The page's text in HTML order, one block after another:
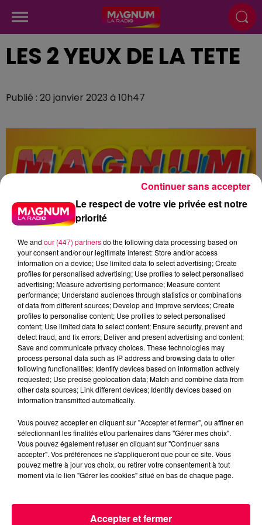
LES 2 YEUX DE LA TETE
Publié : 20 janvier 2023 à 10h47
Flash infos
Crédit :Flash infos
JEUX PODCASTS
Le respect de votre vie privée est notre
priorité
We and our (447) partnersdo the following data processing based on
your consent and/or our legitimate interest: Store and/or access
information on a device; Use limited data to select advertising; Create
profiles for personalised advertising; Use profiles to select personalised
advertising; Measure advertising performance; Measure content
performance; Understand audiences through statistics or combinations
of data from different sources; Develop and improve services; Create
profiles to personalise content; Use profiles to select personalised
content; Use limited data to select content; Ensure security, prevent and
detect fraud, and fix errors; Deliver and present advertising and content;
Save and communicate privacy choices. These technologies may
process personal data such as IP address and browsing data to offer
following functionalities: Identify devices based on information actively
requested; Use precise geolocation data; Match and combine data from
other data sources; Link different devices; Identify devices based on
information transmitted automatically.
Vous pouvez accepter en cliquant sur "Accepter et fermer", ou affiner en
sélectionnant les finalités et/ou partenaires dans "Gérer mes choix".
Vous pouvez également refuser en cliquant sur "Continuer sans
accepter". Vos préférences ne s'appliqueront que pour ce site. Vous
pouvez mettre à jour vos choix, ou retirer votre consentement à tout
moment via le lien "Gérer les cookies" situé en bas de chaque page.
Accepter et fermer
Continuer sans accepter